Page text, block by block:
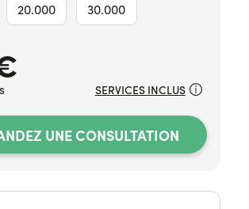
20.000 30.000
UNE CONSULTATION
SERVICES INCLUS